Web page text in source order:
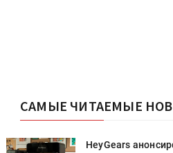
САМЫЕ ЧИТАЕМЫЕ
HeyGears